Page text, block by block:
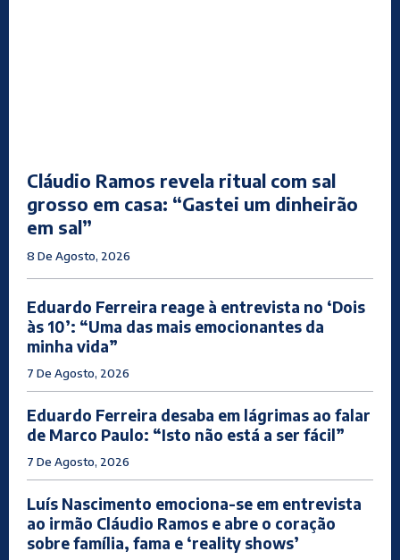
Cláudio Ramos revela ritual com sal
grosso em casa: “Gastei um dinheirão
em sal”
8 De Agosto, 2026
Eduardo Ferreira reage à entrevista no ‘Dois
às 10’: “Uma das mais emocionantes da
minha vida”
7 De Agosto, 2026
Eduardo Ferreira desaba em lágrimas ao falar
de Marco Paulo: “Isto não está a ser fácil”
7 De Agosto, 2026
Luís Nascimento emociona-se em entrevista
ao irmão Cláudio Ramos e abre o coração
sobre família, fama e ‘reality shows’